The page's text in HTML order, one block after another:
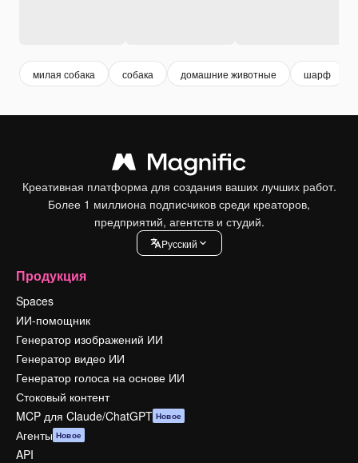
милая собака собака домашние животные шарф
Креативная платформа для создания ваших лучших работ.
Более 1 миллиона подписчиков среди креаторов,
предприятий, агентств и студий.
Pусский
Продукция
Spaces
ИИ-помощник
Генератор изображений ИИ
Генератор видео ИИ
Генератор голоса на основе ИИ
Стоковый контент
MCP для Claude/ChatGPT Новое
Агенты Новое
API